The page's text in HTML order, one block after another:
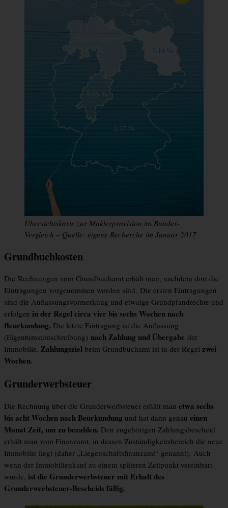
Übersichtskarte zur Maklerprovision im Bundes-
Vergleich – Quelle: eigene Recherche im Januar 2017
Grundbuchkosten
Die Rechnungen vom Grundbuchamt erhält man, nachdem dort die
Eintragungen vorgenommen worden sind. Die ersten Eintragungen
sind die Auflassungsvormerkung und etwaige Grundpfandrechte und
erfolgen in der Regel circa vier bis sechs Wochen nach
Beurkundung. Die letzte Eintragung ist die Auflassung
(Eigentumsumschreibung) nach Zahlung und Übergabe der
Immobilie. Zahlungsziel beim Grundbuchamt ist in der Regel zwei
Wochen.
Grunderwerbsteuer
Die Rechnung über die Grunderwerbsteuer erhält man etwa sechs
bis acht Wochen nach Beurkundung und hat dann genau einen
Monat Zeit, um zu bezahlen. Den zugehörigen Zahlungsbescheid
erhält man vom Finanzamt, in dessen Zuständigkeitsbereich die neue
Immobilie liegt (daher „Liegenschaftsfinanzamt“ genannt). Auch
wenn der Immobilienkauf zu einem späteren Zeitpunkt vereinbart
wurde, ist die Grunderwerbsteuer mit Erhalt des
Grunderwerbsteuer-Bescheids fällig.